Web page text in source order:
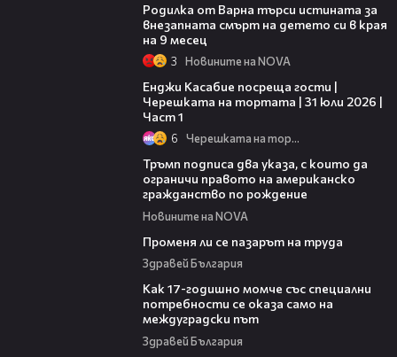
Родилка от Варна търси истината за
внезапната смърт на детето си в края
на 9 месец
3 Новините на NOVA
Енджи Касабие посреща гости |
Черешката на тортата | 31 юли 2026 |
Част 1
6 Черешката на тортата
Тръмп подписа два указа, с които да
ограничи правото на американско
гражданство по рождение
Новините на NOVA
Променя ли се пазарът на труда
Здравей България
Как 17-годишно момче със специални
потребности се оказа само на
междуградски път
Здравей България